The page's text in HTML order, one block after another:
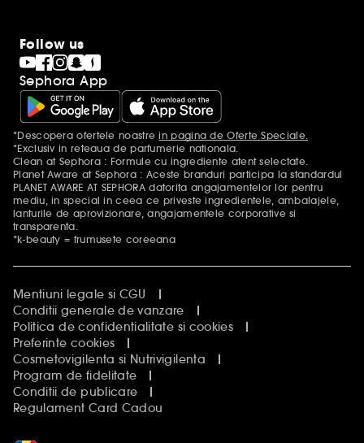
Follow us
Sephora App
Mentiuni aditionale
*Descopera ofertele noastrein pagina de Oferte Speciale.
*Exclusiv in reteaua de parfumerie nationala.
Clean at Sephora : Formule cu ingrediente atent selectate.
Planet Aware at Sephora : Aceste branduri participa la standardul
PLANET AWARE AT SEPHORA datorita angajamentelor lor pentru
mediu, in special in ceea ce priveste ingredientele, ambalajele,
lanturile de aprovizionare, angajamentele corporative si
transparenta.
*k-beauty = frumusete coreeana
Mentiuni legale si CGU
Conditii generale de vanzare
Politica de confidentialitate si cookies
Preferinte cookies
Cosmetovigilenta si Nutrivigilenta
Program de fidelitate
Conditii de publicare
Regulament Card Cadou